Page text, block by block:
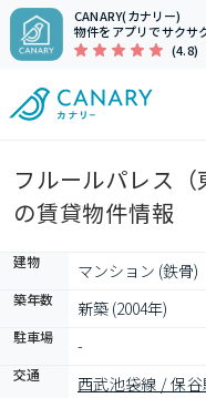
CANARY(カナリー)
物件をアプリでサクサ
(4.8)
フルールパレス（
の賃貸物件情報
建物 マンション (鉄骨)
築年数 新築 (2004年)
駐車場 -
交通 西武池袋線 / 保